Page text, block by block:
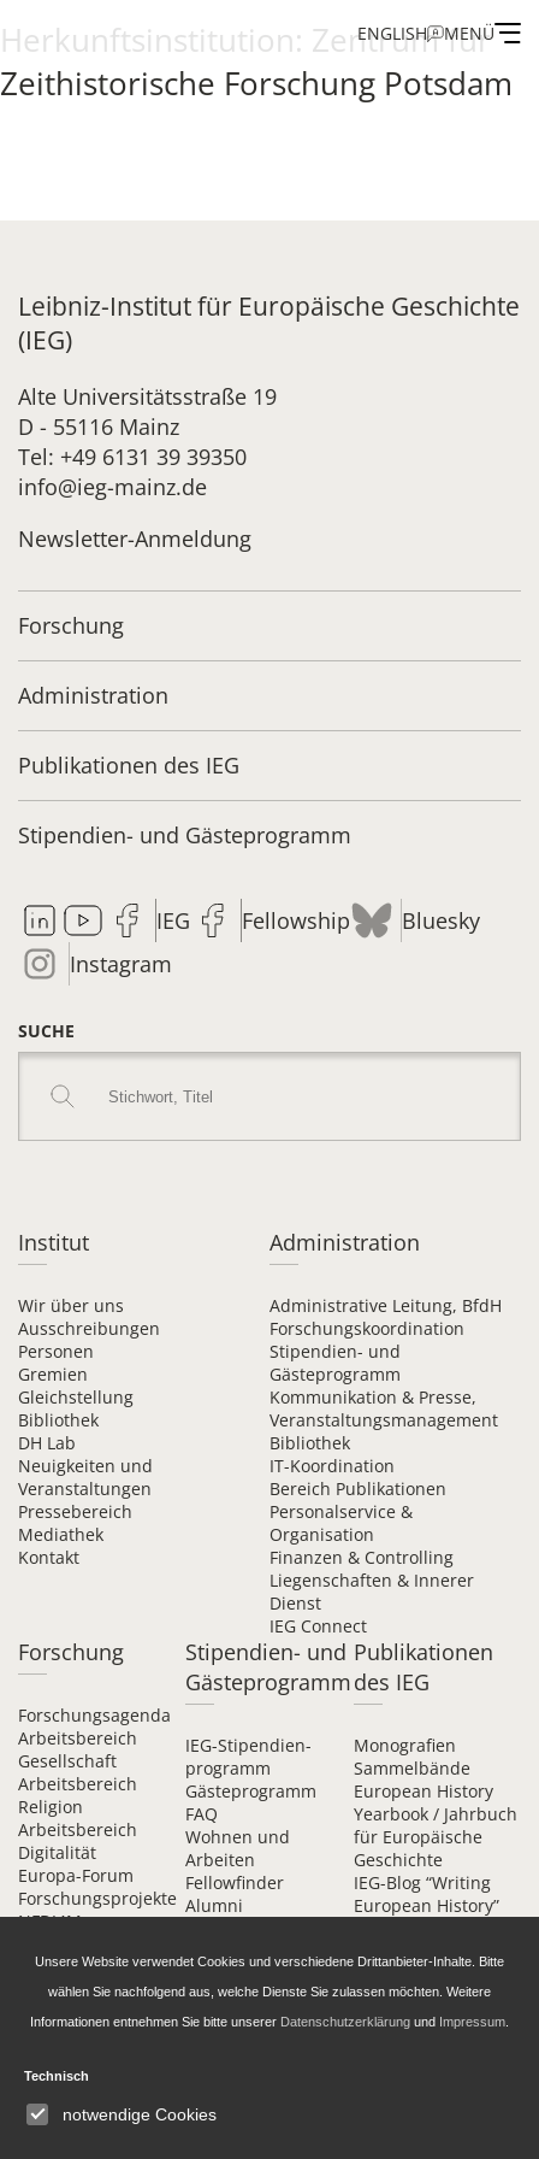
ENGLISH MENÜ
Stipendien- und Gästeprogramm
Publikationen des IEG
Herkunftsinstitution: Zentrum für
Zeithistorische Forschung Potsdam
Leibniz-Institut für Europäische Geschichte
(IEG)
Alte Universitätsstraße 19
D - 55116 Mainz
Tel: +49 6131 39 39350
info@ieg-mainz.de
Newsletter-Anmeldung
Forschung
Administration
Publikationen des IEG
Stipendien- und Gästeprogramm
IEG Fellowship
Bluesky
Instagram
SUCHE
Institut
Wir über uns
Ausschreibungen
Personen
Gremien
Gleichstellung
Bibliothek
DH Lab
Neuigkeiten und
Veranstaltungen
Pressebereich
Mediathek
Kontakt
Administration
Administrative Leitung, BfdH
Forschungskoordination
Stipendien- und
Gästeprogramm
Kommunikation & Presse,
Veranstaltungsmanagement
Bibliothek
IT-Koordination
Bereich Publikationen
Personalservice &
Organisation
Finanzen & Controlling
Liegenschaften & Innerer
Dienst
IEG Connect
Forschung
Forschungsagenda
Arbeitsbereich
Gesellschaft
Arbeitsbereich
Religion
Arbeitsbereich
Digitalität
Europa-Forum
Forschungsprojekte
NFDI4Memory
Stipendien- und
Gästeprogramm
IEG-Stipendien­
programm
Gästeprogramm
FAQ
Wohnen und
Arbeiten
Fellowfinder
Alumni
am IEG
Kontakt
Publikationen
des IEG
Monografien
Sammelbände
European History
Yearbook / Jahrbuch
für Europäische
Geschichte
IEG-Blog “Writing
European History”
IEG Digital
Beihefte online
Daten­schutz­erklärung
Unsere Website verwendet Cookies und verschiedene Drittanbieter-Inhalte. Bitte
wählen Sie nachfolgend aus, welche Dienste Sie zulassen möchten. Weitere
Informationen entnehmen Sie bitte unserer Datenschutzerklärung und Impressum
Technisch
notwendige Cookies